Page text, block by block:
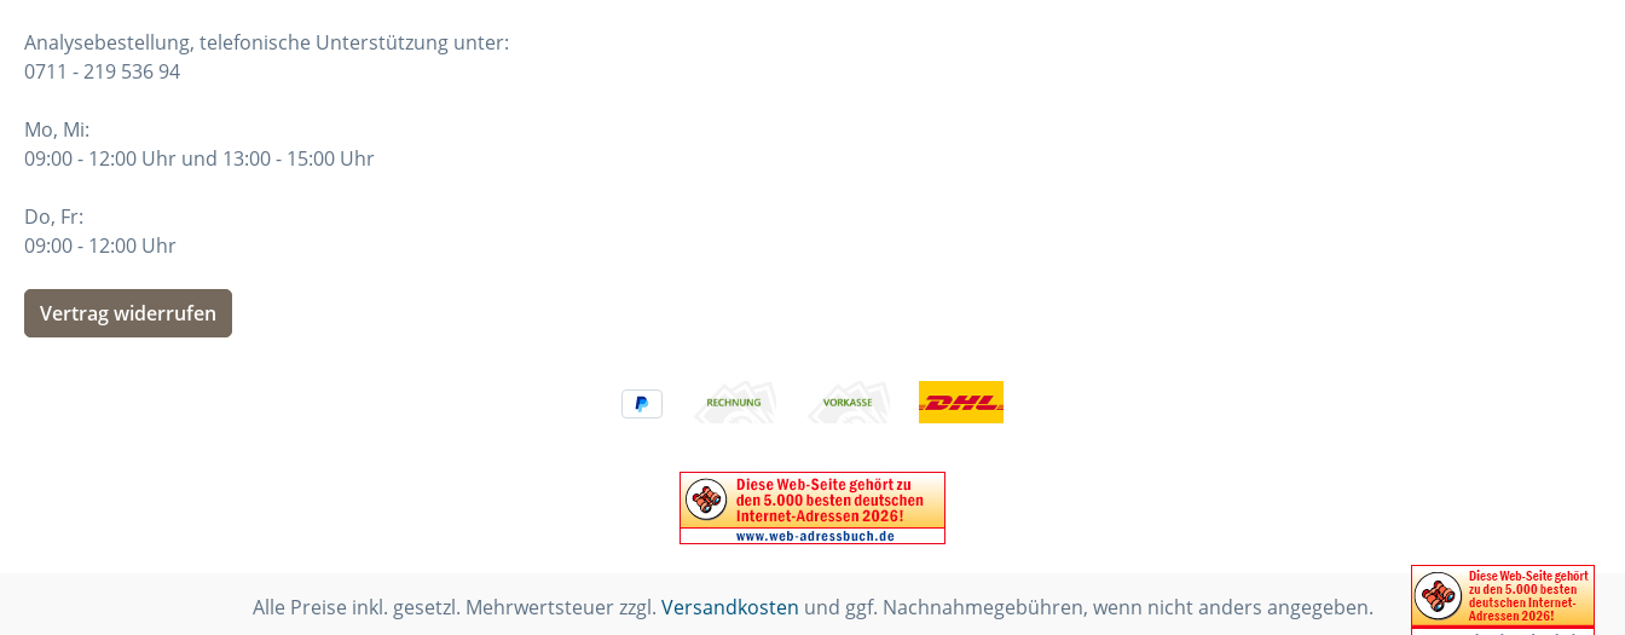
Analysebestellung, telefonische Unterstützung unter:
0711 - 219 536 94
Mo, Mi:
09:00 - 12:00 Uhr und 13:00 - 15:00 Uhr
Do, Fr:
09:00 - 12:00 Uhr
Vertrag widerrufen
Alle Preise inkl. gesetzl. Mehrwertsteuer zzgl. Versandkosten und ggf. Nachnahmegebühren, wenn nicht anders angegeben.